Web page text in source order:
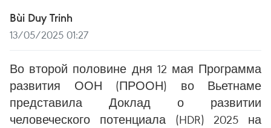
Bùi Duy Trinh
13/05/2025 01:27
Во второй половине дня 12 мая Программа
развития ООН (ПРООН) во Вьетнаме
представила Доклад о развитии
человеческого потенциала (HDR) 2025 на